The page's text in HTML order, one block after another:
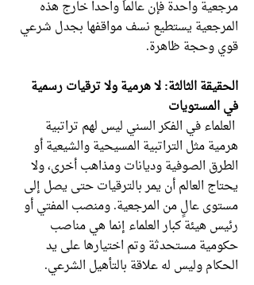
مرجعية واحدة فإن عالماً واحدا خارج هذه
المرجعية يستطيع نسف مواقفها بجدل شرعي
قوي وحجة ظاهرة.
الحقيقة الثالثة: لا هرمية ولا ترقيات رسمية
في المستويات
العلماء في الفكر السني ليس لهم تراتبية
هرمية مثل التراتبية المسيحية والشيعية أو
الطرق الصوفية وديانات ومذاهب أخرى، ولا
يحتاج العالم أن يمر بالترقيات حتى يصل إلى
مستوى عالٍ من المرجعية. ومنصب المفتي أو
رئيس هيئة كبار العلماء إنما هي مناصب
حكومية مستحدثة وتم اختيارها على يد
الحكام وليس له علاقة بالتأهيل الشرعي.